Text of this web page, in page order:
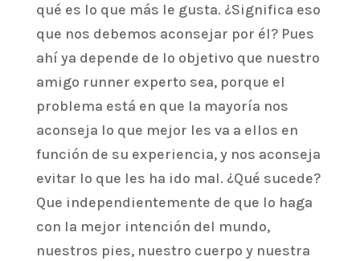
qué es lo que más le gusta. ¿Significa eso
que nos debemos aconsejar por él? Pues
ahí ya depende de lo objetivo que nuestro
amigo runner experto sea, porque el
problema está en que la mayoría nos
aconseja lo que mejor les va a ellos en
función de su experiencia, y nos aconseja
evitar lo que les ha ido mal. ¿Qué sucede?
Que independientemente de que lo haga
con la mejor intención del mundo,
nuestros pies, nuestro cuerpo y nuestra